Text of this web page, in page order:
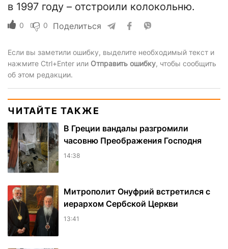
в 1997 году – отстроили колокольню.
0 0 Поделиться
Если вы заметили ошибку, выделите необходимый текст и
нажмите Ctrl+Enter или Отправить ошибку, чтобы сообщить
об этом редакции.
ЧИТАЙТЕ ТАКЖЕ
В Греции вандалы разгромили
часовню Преображения Господня
14:38
Митрополит Онуфрий встретился с
иерархом Сербской Церкви
13:41